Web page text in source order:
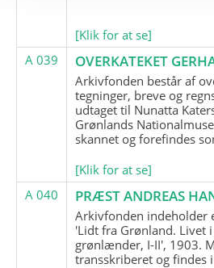
[Klik for at se]
A 039
OVERKATEKET
Arkivfonden består af
tegninger, breve og
udtaget til Nunatta
Grønlands
skannet og forefindes
[Klik for at se]
A 040
PRÆST ANDREAS
Arkivfonden indeholder
'Lidt fra Grønland. Livet
grønlænder, I-II', 1903.
transskriberet og findes